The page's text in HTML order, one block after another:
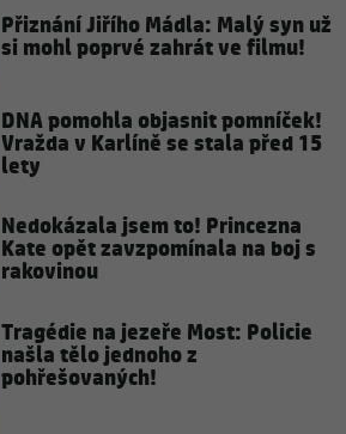
Přiznání Jiřího Mádla: Malý syn už
si mohl poprvé zahrát ve filmu!
DNA pomohla objasnit pomníček!
Vražda v Karlíně se stala před 15
lety
Nedokázala jsem to! Princezna
Kate opět zavzpomínala na boj s
rakovinou
Tragédie na jezeře Most: Policie
našla tělo jednoho z
pohřešovaných!